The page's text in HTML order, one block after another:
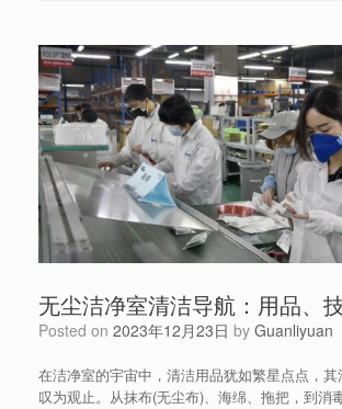
无尘洁净室清洁导航：用品、
Posted on 2023年12月23日 by Guanliyuan
在洁净室的宇宙中，清洁用品犹如繁星点点，其
叹为观止。从抹布(无尘布)、海绵、拖把，到